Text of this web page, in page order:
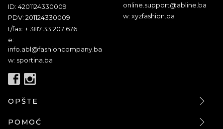
ID: 4201124330009
PDV: 201124330009
t/fax: + 387 33 207 676
e:
info.abl@fashioncompany.ba
w: sportina.ba
online.support@abline.ba
w: xyzfashion.ba
OPŠTE
POMOĆ